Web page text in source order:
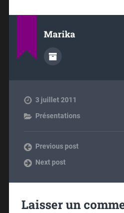
Marika
3 juillet 2011
Présentations
Previous post
Next post
Laisser un